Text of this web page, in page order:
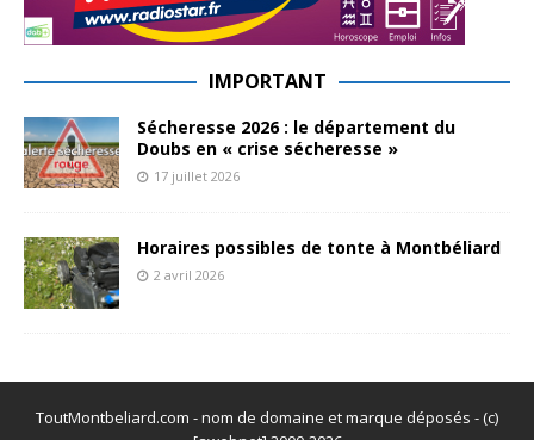
IMPORTANT
Sécheresse 2026 : le département du
Doubs en « crise sécheresse »
17 juillet 2026
Horaires possibles de tonte à Montbéliard
2 avril 2026
ToutMontbeliard.com - nom de domaine et marque déposés - (c)